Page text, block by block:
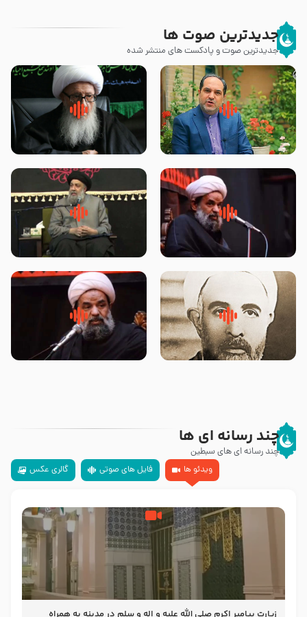
جدیدترین صوت ها
جدیدترین صوت و پادکست های منتشر شده
پیامبر صلی الله علیه وآله و سلم
فرمودند وای بر بچه های آخر
زوّار اربعین امام حسین (علیه
السلام) با این اشتیاق به زیارت
روضه جانسوز پاره های جگر امام
حسن مجتبی علیه السلام-حجت
لقب حضرت رقیه سلام الله علیها به
چه معناست – حجت الاسلام علوی
روضه‌ی مجلس یزید ملعون و
اسارت اهل‌بیت علیهم‌السلام –
سلام جوانی که امام حسین علیه
السلام خودش جوابش را دادند
چند رسانه ای ها
چند رسانه ای های سبطین
ویدئو ها
فایل های صوتی گالری عکس
زیارت پیامبر اکرم صلی الله علیه و اله و سلم در مدینه به همراه